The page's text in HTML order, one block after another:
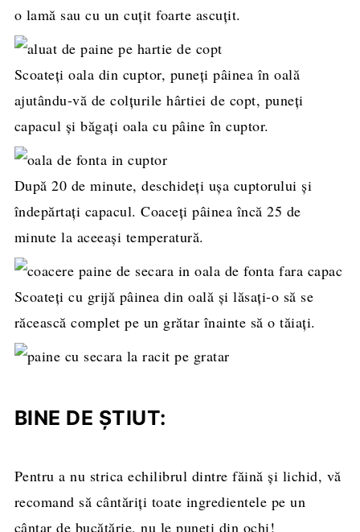
o lamă sau cu un cuțit foarte ascuțit.
Scoateți oala din cuptor, puneți pâinea în oală
ajutându-vă de colțurile hârtiei de copt, puneți
capacul și băgați oala cu pâine în cuptor.
După 20 de minute, deschideți ușa cuptorului și
îndepărtați capacul. Coaceți pâinea încă 25 de
minute la aceeași temperatură.
Scoateți cu grijă pâinea din oală și lăsați-o să se
răcească complet pe un grătar înainte să o tăiați.
BINE DE ȘTIUT:
Pentru a nu strica echilibrul dintre făină și lichid, vă
recomand să cântăriți toate ingredientele pe un
cântar de bucătărie, nu le puneți din ochi!